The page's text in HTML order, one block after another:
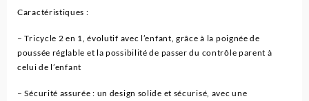
Caractéristiques :
– Tricycle 2 en 1, évolutif avec l’enfant, grâce à la poignée de
poussée réglable et la possibilité de passer du contrôle parent à
celui de l’enfant
– Sécurité assurée : un design solide et sécurisé, avec une